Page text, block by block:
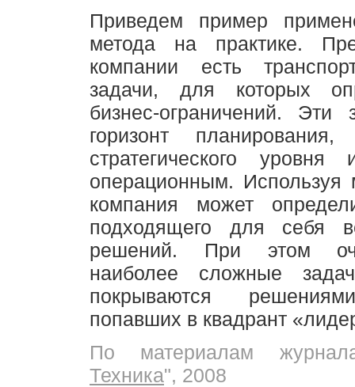
Приведем пример
метода на практике.
компании есть
задачи, для которых
бизнес-ограничений. Эти
горизонт
стратегического уровня
операционным. Используя
компания может
подходящего для себя
решений. При этом
наиболее сложные
покрываются
попавших в квадрант
По материалам
Техника", 2008